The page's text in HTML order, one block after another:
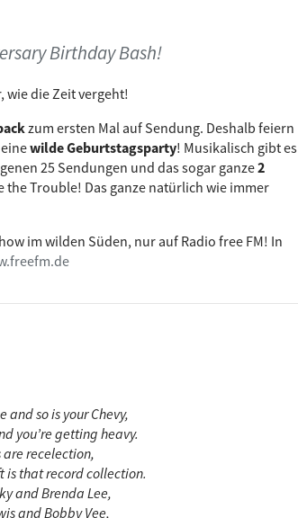
Birthday Bash!
wie die Zeit vergeht!
zum ersten Mal auf Sendung. Deshalb feiern
wilde Geburtstagsparty! Musikalisch gibt es
25 Sendungen und das sogar ganze2
Trouble! Das ganze natürlich wie immer
im wilden Süden, nur auf Radio free FM! In
and so is your Chevy,
you’re getting heavy.
are recelection,
is that record collection.
and Brenda Lee,
and Bobby Vee,